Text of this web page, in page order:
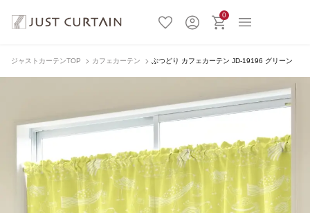
0
ジャストカーテンTOP カフェカーテン ぶつどり カフェカーテン JD-19196 グリーン